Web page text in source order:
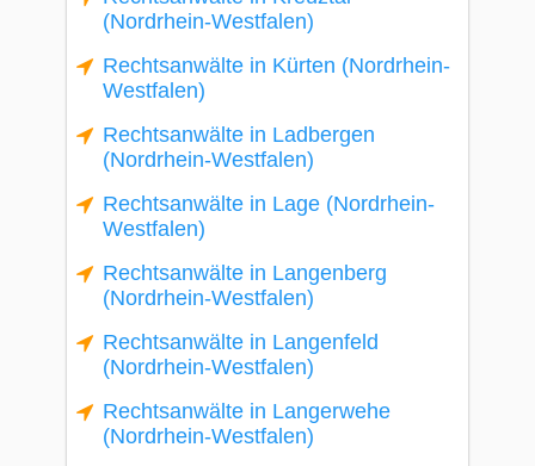
(Nordrhein-Westfalen)
Rechtsanwälte in Kürten (Nordrhein-
Westfalen)
Rechtsanwälte in Ladbergen
(Nordrhein-Westfalen)
Rechtsanwälte in Lage (Nordrhein-
Westfalen)
Rechtsanwälte in Langenberg
(Nordrhein-Westfalen)
Rechtsanwälte in Langenfeld
(Nordrhein-Westfalen)
Rechtsanwälte in Langerwehe
(Nordrhein-Westfalen)